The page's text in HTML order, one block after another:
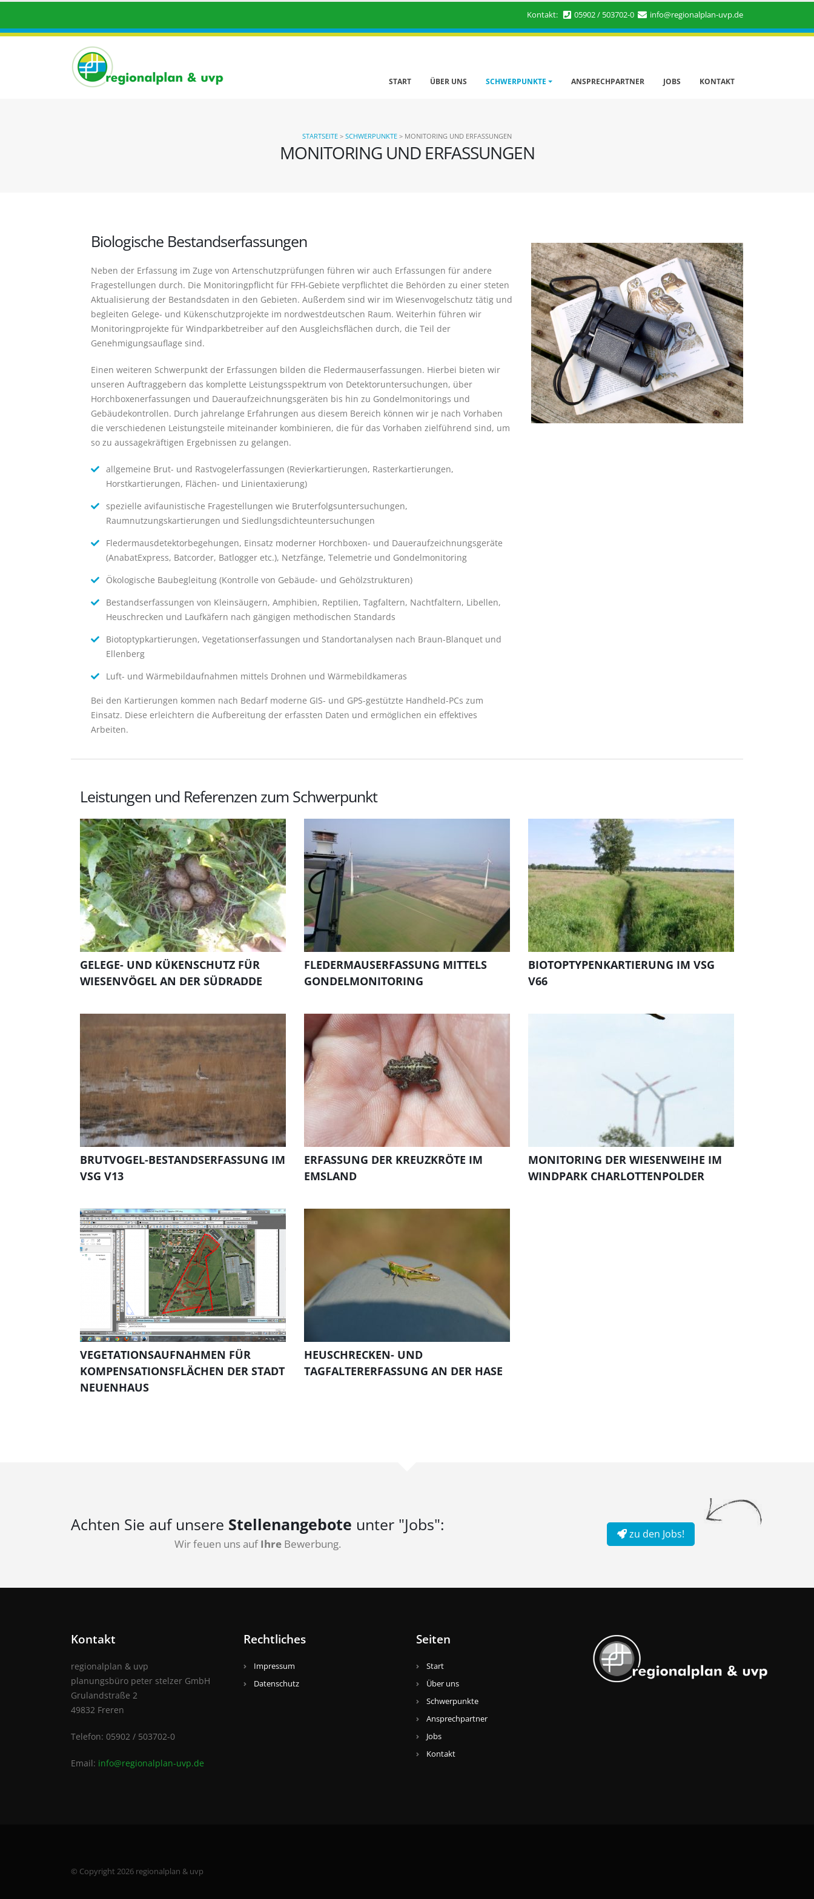
Kontakt: 05902 / 503702-0 info@regionalplan-uvp.de
START ÜBER UNS SCHWERPUNKTE ANSPRECHPARTNER JOBS KONTAKT
MONITORING UND ERFASSUNGEN
STARTSEITE > SCHWERPUNKTE > MONITORING UND ERFASSUNGEN
Biologische Bestandserfassungen
Neben der Erfassung im Zuge von Artenschutzprüfungen führen wir auch Erfassungen für andere
Fragestellungen durch. Die Monitoringpflicht für FFH-Gebiete verpflichtet die Behörden zu einer steten
Aktualisierung der Bestandsdaten in den Gebieten. Außerdem sind wir im Wiesenvogelschutz tätig und
begleiten Gelege- und Kükenschutzprojekte im nordwestdeutschen Raum. Weiterhin führen wir
Monitoringprojekte für Windparkbetreiber auf den Ausgleichsflächen durch, die Teil der
Genehmigungsauflage sind.
Einen weiteren Schwerpunkt der Erfassungen bilden die Fledermauserfassungen. Hierbei bieten wir
unseren Auftraggebern das komplette Leistungsspektrum von Detektoruntersuchungen, über
Horchboxenerfassungen und Daueraufzeichnungsgeräten bis hin zu Gondelmonitorings und
Gebäudekontrollen. Durch jahrelange Erfahrungen aus diesem Bereich können wir je nach Vorhaben
die verschiedenen Leistungsteile miteinander kombinieren, die für das Vorhaben zielführend sind, um
so zu aussagekräftigen Ergebnissen zu gelangen.
allgemeine Brut- und Rastvogelerfassungen (Revierkartierungen, Rasterkartierungen,
Horstkartierungen, Flächen- und Linientaxierung)
spezielle avifaunistische Fragestellungen wie Bruterfolgsuntersuchungen,
Raumnutzungskartierungen und Siedlungsdichteuntersuchungen
Fledermausdetektorbegehungen, Einsatz moderner Horchboxen- und Daueraufzeichnungsgeräte
(AnabatExpress, Batcorder, Batlogger etc.), Netzfänge, Telemetrie und Gondelmonitoring
Ökologische Baubegleitung (Kontrolle von Gebäude- und Gehölzstrukturen)
Bestandserfassungen von Kleinsäugern, Amphibien, Reptilien, Tagfaltern, Nachtfaltern, Libellen,
Heuschrecken und Laufkäfern nach gängigen methodischen Standards
Biotoptypkartierungen, Vegetationserfassungen und Standortanalysen nach Braun-Blanquet und
Ellenberg
Luft- und Wärmebildaufnahmen mittels Drohnen und Wärmebildkameras
Bei den Kartierungen kommen nach Bedarf moderne GIS- und GPS-gestützte Handheld-PCs zum
Einsatz. Diese erleichtern die Aufbereitung der erfassten Daten und ermöglichen ein effektives
Arbeiten.
Leistungen und Referenzen zum Schwerpunkt
GELEGE- UND KÜKENSCHUTZ FÜR
WIESENVÖGEL AN DER SÜDRADDE
FLEDERMAUSERFASSUNG MITTELS
GONDELMONITORING
BIOTOPTYPENKARTIERUNG IM VSG
V66
BRUTVOGEL-BESTANDSERFASSUNG IM
VSG V13
ERFASSUNG DER KREUZKRÖTE IM
EMSLAND
MONITORING DER WIESENWEIHE IM
WINDPARK CHARLOTTENPOLDER
VEGETATIONSAUFNAHMEN FÜR
KOMPENSATIONSFLÄCHEN DER STADT
NEUENHAUS
HEUSCHRECKEN- UND
TAGFALTERERFASSUNG AN DER HASE
Achten Sie auf unsere Stellenangebote unter "Jobs":
Wir feuen uns aufIhre Bewerbung.
zu den Jobs!
Kontakt
regionalplan & uvp
planungsbüro peter stelzer GmbH
Grulandstraße 2
49832 Freren
Telefon: 05902 / 503702-0
Email: info@regionalplan-uvp.de
Rechtliches
Impressum
Datenschutz
Seiten
Start
Über uns
Schwerpunkte
Ansprechpartner
Jobs
Kontakt
© Copyright 2026 regionalplan & uvp